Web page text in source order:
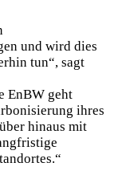
und wird dies
tun“, sagt
EnBW geht
ihres
hinaus mit